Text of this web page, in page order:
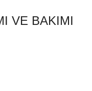
VE BAKIMI